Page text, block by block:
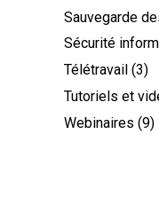
Sauvegarde
Sécurité
Télétravail (3)
Tutoriels et
Webinaires (9)